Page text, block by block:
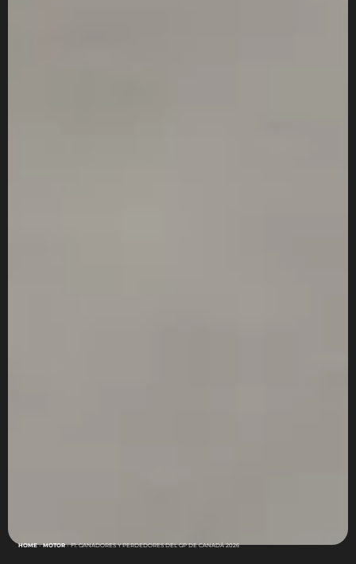
HOME-MOTOR-F1: GANADORES Y PERDEDORES DEL GP DE CANADÁ 2026